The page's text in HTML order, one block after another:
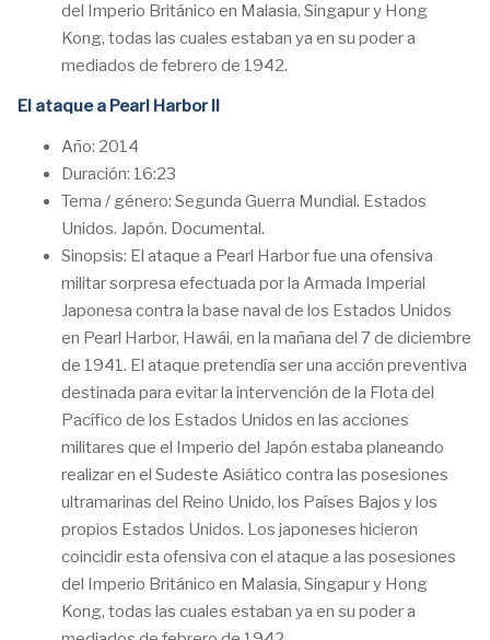
del Imperio Británico en Malasia, Singapur y Hong
Kong, todas las cuales estaban ya en su poder a
mediados de febrero de 1942.
El ataque a Pearl Harbor II
Año: 2014
Duración: 16:23
Tema / género: Segunda Guerra Mundial. Estados
Unidos. Japón. Documental.
Sinopsis: El ataque a Pearl Harbor fue una ofensiva
militar sorpresa efectuada por la Armada Imperial
Japonesa contra la base naval de los Estados Unidos
en Pearl Harbor, Hawái, en la mañana del 7 de diciembre
de 1941. El ataque pretendía ser una acción preventiva
destinada para evitar la intervención de la Flota del
Pacífico de los Estados Unidos en las acciones
militares que el Imperio del Japón estaba planeando
realizar en el Sudeste Asiático contra las posesiones
ultramarinas del Reino Unido, los Países Bajos y los
propios Estados Unidos. Los japoneses hicieron
coincidir esta ofensiva con el ataque a las posesiones
del Imperio Británico en Malasia, Singapur y Hong
Kong, todas las cuales estaban ya en su poder a